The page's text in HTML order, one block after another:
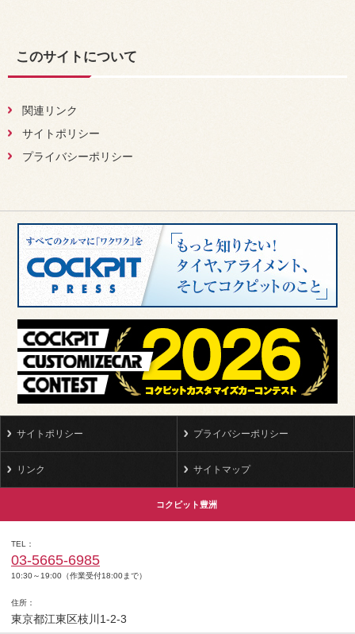
このサイトについて
関連リンク
サイトポリシー
プライバシーポリシー
サイトポリシー プライバシーポリシー
リンク サイトマップ
コクピット豊洲
TEL
03-5665-6985
10:30～19:00（作業受付18:00まで）
住所
東京都江東区枝川1-2-3